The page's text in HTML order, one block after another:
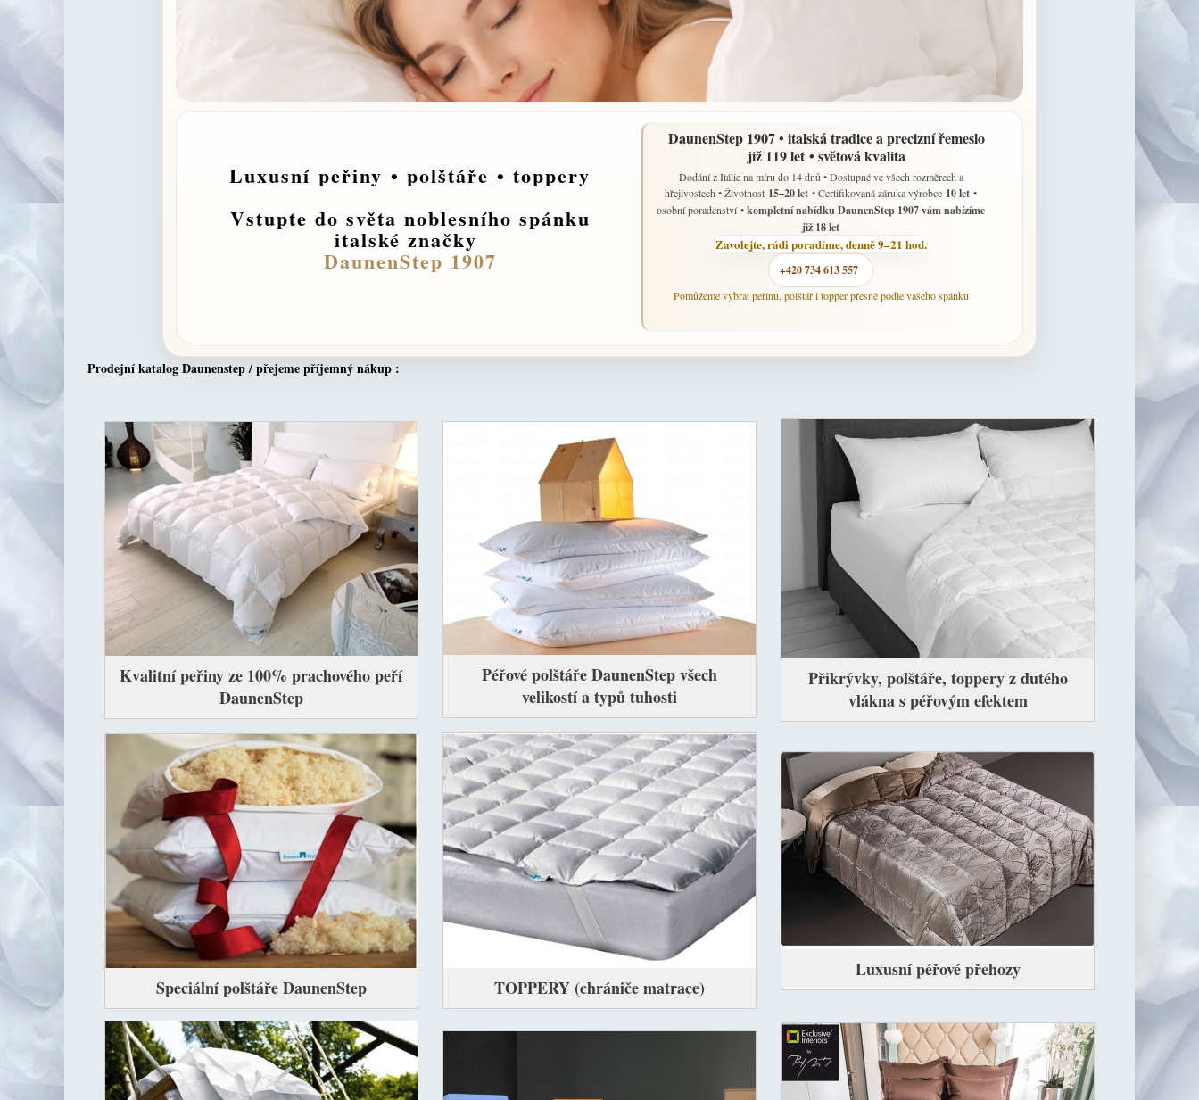
Luxusní peřiny • polštáře• toppery
Vstupte do světa noblesního spánku
italské značky
DaunenStep 1907
DaunenStep 1907 • italská tradice a precizní řemeslo
již 119 let• světová kvalita
Dodání z Itálie na míru do 14 dnů • Dostupné ve všech rozměrech a
hřejivostech • Životnost 15–20 let • Certifikovaná záruka výrobce 10 let•
osobní poradenství•kompletní nabídku DaunenStep 1907 vám nabízíme
již 18 let
Zavolejte, rádi poradíme, denně 9–21 hod.
+420 734 613 557
Pomůžeme vybrat peřinu, polštář i topper přesně podle vašeho spánku
Prodejní katalog Daunenstep / přejeme příjemný nákup :
Kvalitní peřiny ze 100% prachového peří
DaunenStep
Péřové polštáře DaunenStep všech
velikostí a typů tuhosti
Přikrývky, polštáře, toppery z dutého
vlákna s péřovým efektem
Speciální polštáře DaunenStep TOPPERY (chrániče matrace)
Luxusní péřové přehozy